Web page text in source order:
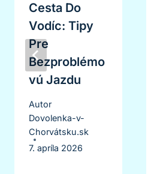
Cesta Do
Vodíc: Tipy
Pre
Bezproblémo
Vú Jazdu
Autor
Dovolenka-v-
Chorvátsku.sk
7. apríla 2026